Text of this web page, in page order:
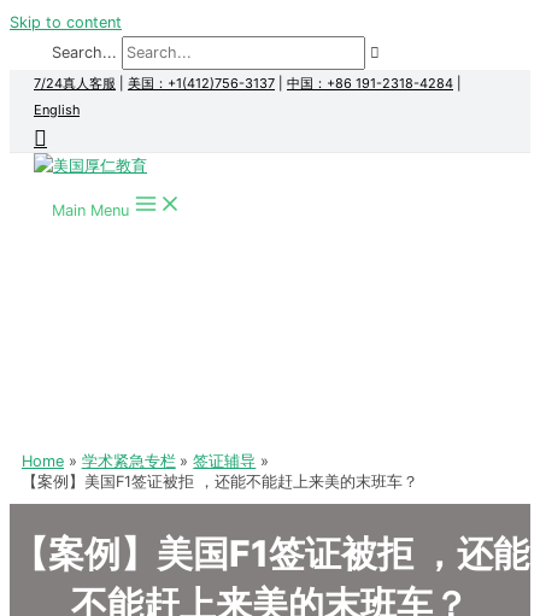
Skip to content
Search...
7/24真人客服 美国：+1(412)756-3137 中国：+86 191-2318-4284
English
Main Menu
Home 学术紧急专栏
签证辅导
【案例】美国F1签证被拒 ，还能不能赶上来美的末班车？
【案例】美国F1签证被拒 ，还能
不能赶上来美的末班车？